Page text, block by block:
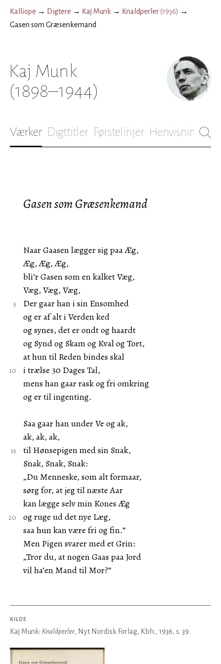
Kalliope → Digtere → Kaj Munk → Knaldperler(1936) →
Gasen som Græsenkemand
Kaj Munk
(1898–1944)
Værker Digttitler Førstelinjer Henvisninger
Gasen som Græsenkemand
Naar Gaasen lægger sig paa Æg,
Æg, Æg, Æg,
bli’r Gasen som en kalket Væg,
Væg, Væg, Væg,
Der gaar han i sin Ensomhed
og er af alt i Verden ked
og synes, det er ondt og haardt
og Synd og Skam og Kval og Tort,
at hun til Reden bindes skal
i trælse 30 Dages Tal,
mens han gaar rask og fri omkring
og er til ingenting.
Saa gaar han under Ve og ak,
ak, ak, ak,
til Hønsepigen med sin Snak,
Snak, Snak, Snak:
„Du Menneske, som alt formaar,
sørg for, at jeg til næste Aar
kan lægge selv min Kones Æg
og ruge ud det nye Læg,
saa hun kan være fri og fin.”
Men Pigen svarer med et Grin:
„Tror du, at nogen Gaas paa Jord
vil ha’en Mand til Mor?”
KILDE
Kaj Munk: Knaldperler, Nyt Nordisk Forlag, Kbh., 1936, s. 39.